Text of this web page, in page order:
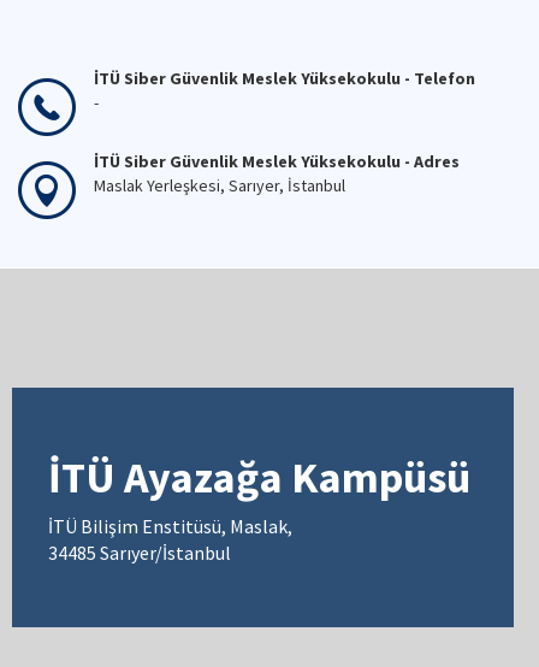
İTÜ Siber Güvenlik Meslek Yüksekokulu - Telefon
-
İTÜ Siber Güvenlik Meslek Yüksekokulu - Adres
Maslak Yerleşkesi, Sarıyer, İstanbul
İTÜ Ayazağa Kampüsü
İTÜ Bilişim Enstitüsü, Maslak,
34485 Sarıyer/İstanbul